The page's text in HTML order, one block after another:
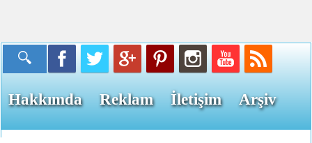
Hakkımda Reklam İletişim Arşiv